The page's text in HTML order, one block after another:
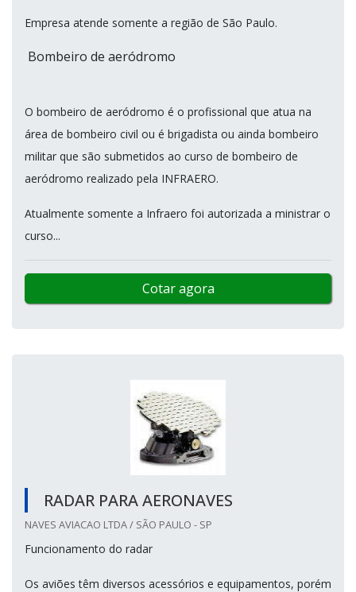
Empresa atende somente a região de São Paulo.
Bombeiro de aeródromo
O bombeiro de aeródromo é o profissional que atua na
área de bombeiro civil ou é brigadista ou ainda bombeiro
militar que são submetidos ao curso de bombeiro de
aeródromo realizado pela INFRAERO.
Atualmente somente a Infraero foi autorizada a ministrar o
curso...
Cotar agora
RADAR PARA AERONAVES
NAVES AVIACAO LTDA / SÃO PAULO - SP
Funcionamento do radar
Os aviões têm diversos acessórios e equipamentos, porém